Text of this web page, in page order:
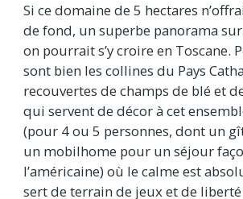
Si ce domaine de 5 hectares
de fond, un superbe panorama sur
on pourrait s’y croire en Toscane.
sont bien les collines du Pays
recouvertes de champs de blé et
qui servent de décor à cet
(pour 4 ou 5 personnes, dont un
un mobilhome pour un séjour
l’américaine) où le calme est
sert de terrain de jeux et de